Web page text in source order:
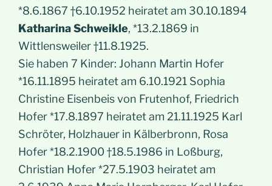
*8.6.1867 †6.10.1952 heiratet am 30.10.1894
Katharina Schweikle, *13.2.1869 in
Wittlensweiler †11.8.1925.
Sie haben 7 Kinder: Johann Martin Hofer
*16.11.1895 heiratet am 6.10.1921 Sophia
Christine Eisenbeis von Frutenhof, Friedrich
Hofer *17.8.1897 heiratet am 21.11.1925 Karl
Schröter, Holzhauer in Kälberbronn, Rosa
Hofer *18.2.1900 †18.5.1986 in Loßburg,
Christian Hofer *27.5.1903 heiratet am